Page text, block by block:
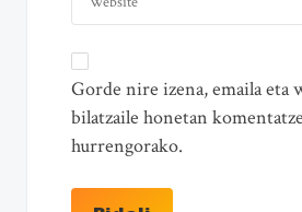
Gorde nire izena, emaila eta
bilatzaile honetan
hurrengorako.